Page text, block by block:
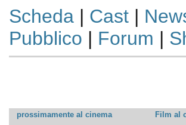
Scheda| Cast|
Pubblico | Forum |
prossimamente al cinema
Film al